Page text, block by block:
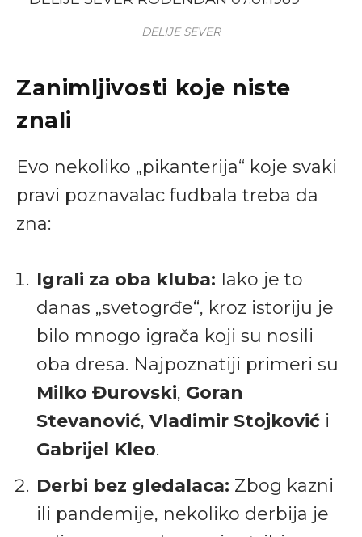
DELIJE SEVER
Zanimljivosti koje niste
znali
Evo nekoliko „pikanterija“ koje svaki
pravi poznavalac fudbala treba da
zna:
Igrali za oba kluba: Iako je to
danas „svetogrđe“, kroz istoriju je
bilo mnogo igrača koji su nosili
oba dresa. Najpoznatiji primeri su
Milko Đurovski, Goran
Stevanović, Vladimir Stojković i
Gabrijel Kleo.
Derbi bez gledalaca: Zbog kazni
ili pandemije, nekoliko derbija je